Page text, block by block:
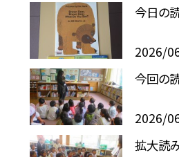
今日の
2026/
今回の
2026/
拡大読